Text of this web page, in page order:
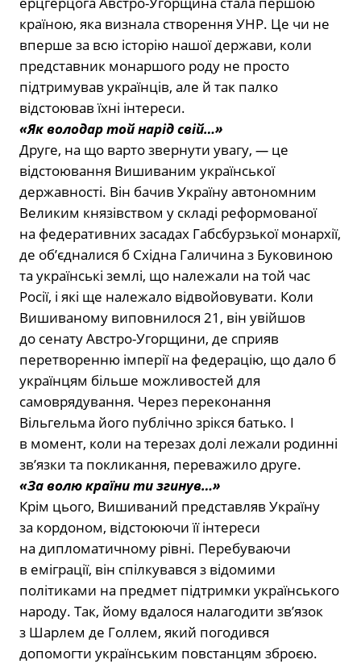
країною, яка визнала створення УНР. Це чи не
вперше за всю історію нашої держави, коли
представник монаршого роду не просто
підтримував українців, але й так палко
відстоював їхні інтереси.
«Як володар той нарід свій…»
Друге, на що варто звернути увагу, — це
відстоювання Вишиваним української
державності. Він бачив Україну автономним
Великим князівством у складі реформованої
на федеративних засадах Габсбурзької монархії,
де об’єдналися б Східна Галичина з Буковиною
та українські землі, що належали на той час
Росії, і які ще належало відвойовувати. Коли
Вишиваному виповнилося 21, він увійшов
до сенату Австро-Угорщини, де сприяв
перетворенню імперії на федерацію, що дало б
українцям більше можливостей для
самоврядування. Через переконання
Вільгельма його публічно зрікся батько. І
в момент, коли на терезах долі лежали родинні
зв’язки та покликання, переважило друге.
«За волю країни ти згинув…»
Крім цього, Вишиваний представляв Україну
за кордоном, відстоюючи її інтереси
на дипломатичному рівні. Перебуваючи
в еміграції, він спілкувався з відомими
політиками на предмет підтримки українського
народу. Так, йому вдалося налагодити зв’язок
з Шарлем де Голлем, який погодився
допомогти українським повстанцям зброєю.